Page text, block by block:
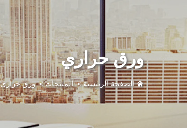
ورق حراري
الصفحة الرئيسية>المنتجات>ورق حراري